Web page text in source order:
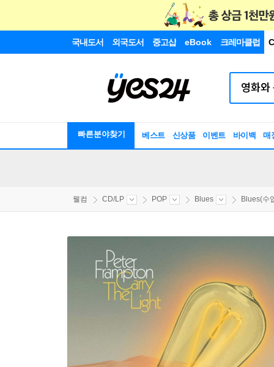
국내도서 외국도서 중고샵 eBook 크레마클럽
빠른분야찾기 베스트 신상품 이벤트 바이백 매
웰컴 CD/LP POP Blues Blues(수